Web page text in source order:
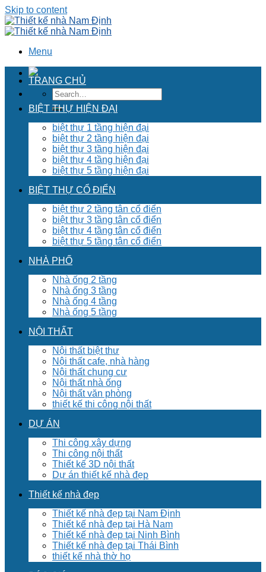
Skip to content
Menu
TRANG CHỦ
BIỆT THỰ HIỆN ĐẠI
biệt thự 1 tầng hiện đại
biệt thự 2 tầng hiện đại
biệt thự 3 tầng hiện đại
biệt thự 4 tầng hiện đại
biệt thự 5 tầng hiện đại
BIỆT THỰ CỔ ĐIỂN
biệt thự 2 tầng tân cổ điển
biệt thự 3 tầng tân cổ điển
biệt thự 4 tầng tân cổ điển
biệt thự 5 tầng tân cổ điển
NHÀ PHỐ
Nhà ống 2 tầng
Nhà ống 3 tầng
Nhà ống 4 tầng
Nhà ống 5 tầng
NỘI THẤT
Nội thất biệt thư
Nội thất cafe, nhà hàng
Nội thất chung cư
Nội thất nhà ống
Nội thất văn phòng
thiết kế thi công nội thất
DỰ ÁN
Thi công xây dựng
Thi công nội thất
Thiết kế 3D nội thất
Dự án thiết kế nhà đẹp
Thiết kế nhà đẹp
Thiết kế nhà đẹp tại Nam Định
Thiết kế nhà đẹp tại Hà Nam
Thiết kế nhà đẹp tại Ninh Bình
Thiết kế nhà đẹp tại Thái Bình
thiết kế nhà thờ họ